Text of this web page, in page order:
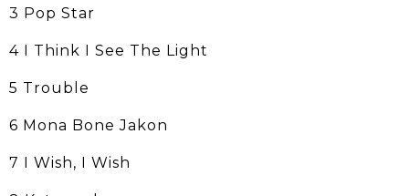
3 Pop Star
4 I Think I See The Light
5 Trouble
6 Mona Bone Jakon
7 I Wish, I Wish